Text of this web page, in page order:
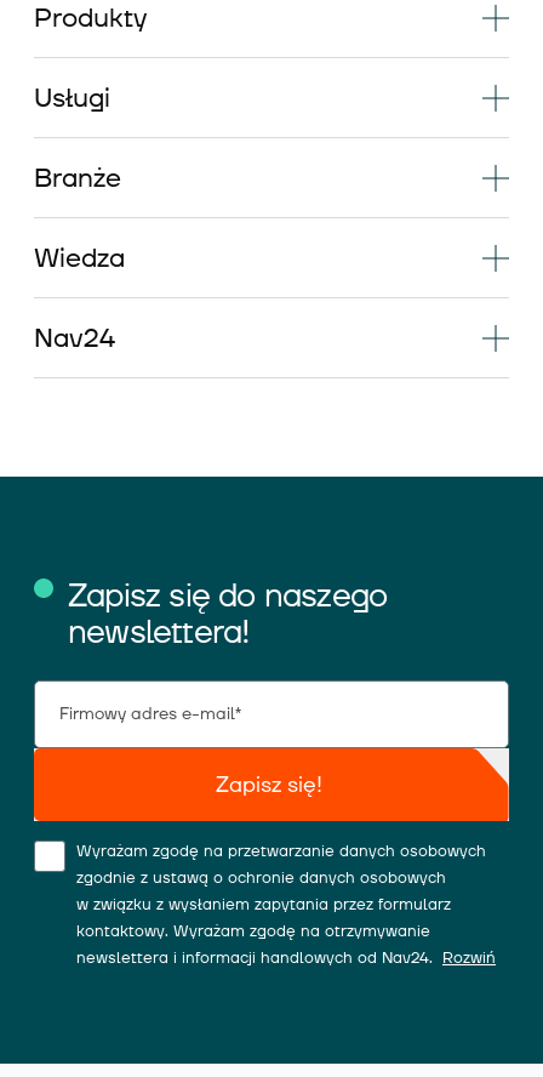
Produkty
Usługi
Branże
Wiedza
Nav24
Zapisz się do naszego
newslettera!
Zapisz się!
Wyrażam zgodę na przetwarzanie danych osobowych
zgodnie z ustawą o ochronie danych osobowych
w związku z wysłaniem zapytania przez formularz
kontaktowy. Wyrażam zgodę na otrzymywanie
newslettera i informacji handlowych od Nav24.
Rozwiń